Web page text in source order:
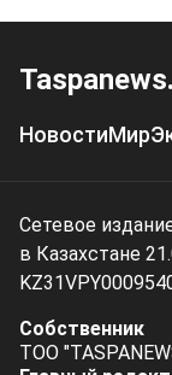
НовостиМир
Сетевое
в Казахстане
Собственник
ТОО